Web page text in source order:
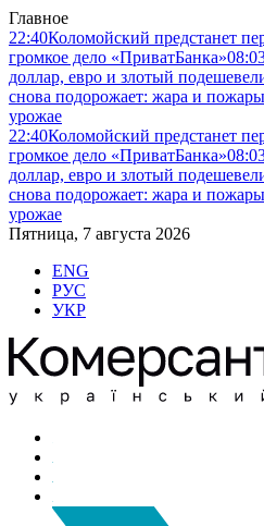
Главное
22:40Коломойский предстанет
громкое дело «ПриватБанка»
доллар, евро и злотый
снова подорожает: жара и
урожае
22:40Коломойский предстанет
громкое дело «ПриватБанка»
доллар, евро и злотый
снова подорожает: жара и
урожае
Пятница, 7 августа 2026
ENG
РУС
УКР